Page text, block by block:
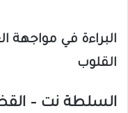
البراءة في مواجهة
القلوب
السلطة نت –